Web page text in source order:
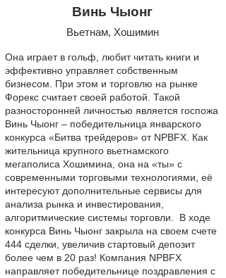
Винь Чыонг
Вьетнам, Хошимин
Она играет в гольф, любит читать книги и
эффективно управляет собственным
бизнесом. При этом и торговлю на рынке
Форекс считает своей работой. Такой
разносторонней личностью является госпожа
Винь Чыонг – победительница январского
конкурса «Битва трейдеров» от NPBFX. Как
жительница крупного вьетнамского
мегаполиса Хошимина, она на «ты» с
современными торговыми технологиями, её
интересуют дополнительные сервисы для
анализа рынка и инвестирования,
алгоритмические системы торговли. В ходе
конкурса Винь Чыонг закрыла на своем счете
444 сделки, увеличив стартовый депозит
более чем в 20 раз! Компания NPBFX
направляет победительнице поздравления с